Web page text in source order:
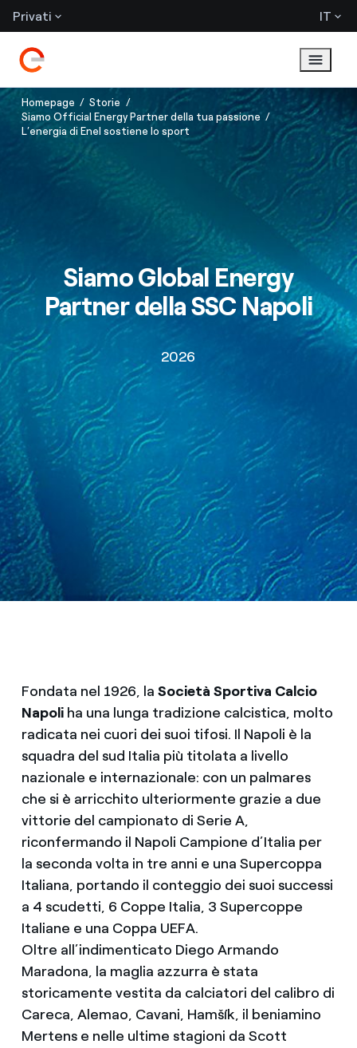
Privati IT
Homepage
Storie
Siamo Official Energy Partner della tua passione
L’energia di Enel sostiene lo sport
Siamo Global Energy
Partner della SSC Napoli
2026
Fondata nel 1926, la Società Sportiva Calcio
Napoliha una lunga tradizione calcistica, molto
radicata nei cuori dei suoi tifosi. Il Napoli è la
squadra del sud Italia più titolata a livello
nazionale e internazionale: con un palmares
che si è arricchito ulteriormente grazie a due
vittorie del campionato di Serie A,
riconfermando il Napoli Campione d’Italia per
la seconda volta in tre anni e una Supercoppa
Italiana, portando il conteggio dei suoi successi
a 4 scudetti, 6 Coppe Italia, 3 Supercoppe
Italiane e una Coppa UEFA.
Oltre all’indimenticato Diego Armando
Maradona, la maglia azzurra è stata
storicamente vestita da calciatori del calibro di
Careca, Alemao, Cavani, Hamšík, il beniamino
Mertens e nelle ultime stagioni da Scott